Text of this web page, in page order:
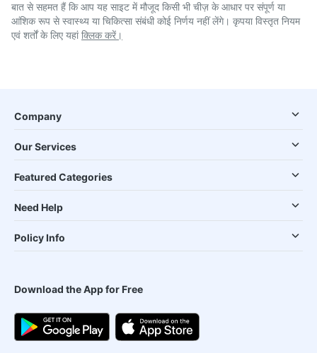
बात से सहमत हैं कि आप यह साइट में मौजूद किसी भी चीज़ के आधार पर संपूर्ण या
आंशिक रूप से स्वास्थ्य या चिकित्सा संबंधी कोई निर्णय नहीं लेंगे। कृपया विस्तृत नियम
एवं शर्तों के लिए यहांक्लिक करें।
Company
Our Services
Featured Categories
Need Help
Policy Info
Download the App for Free